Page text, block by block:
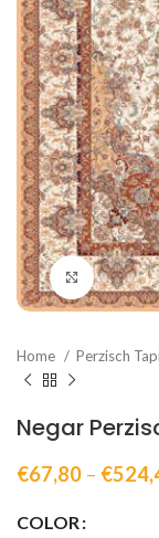
Click to
Home Perzisch
Negar
€67,80 – €
COLOR